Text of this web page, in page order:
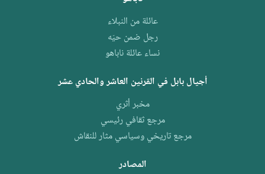
عائلة من النبلاء
رجل ضمن حيّه
نساء عائلة ناباهو
أجيال بابل في القرنين العاشر والحادي عشر
مخبر أثري
مرجع ثقافي رئيسي
مرجع تاريخي وسياسي مثار للنقاش
المصادر